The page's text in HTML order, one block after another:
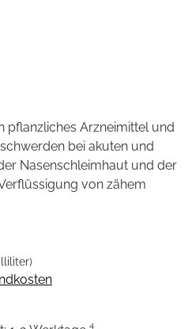
pflanzliches Arzneimittel und
bei akuten und
Nasenschleimhaut und der
von zähem